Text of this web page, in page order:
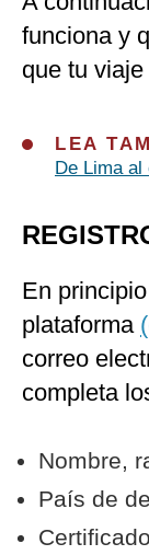
funciona y
que tu
LEA
De Lima
En
plataforma
correo
completa
Nombre,
País de